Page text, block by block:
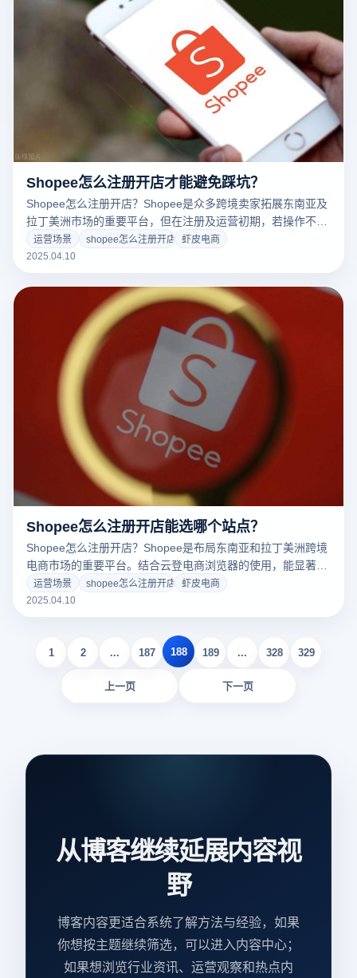
Shopee怎么注册开店才能避免踩坑？
Shopee怎么注册开店？Shopee是众多跨境卖家拓展东南亚及
拉丁美洲市场的重要平台，但在注册及运营初期，若操作不
当，极易遇到各种问题。借助云登电商浏览器，可以有效规避
这些风险，提高注册成功率和账号的长期稳定性。
运营场景 shopee怎么注册开店
虾皮电商
2025.04.10
Shopee怎么注册开店能选哪个站点？
Shopee怎么注册开店？Shopee是布局东南亚和拉丁美洲跨境
电商市场的重要平台。结合云登电商浏览器的使用，能显著提
升注册效率与后期运营的安全性与稳定性。以下将从注册流
程、站点选择建议，以及云登浏览器的辅助作用进行详细说
运营场景 shopee怎么注册开店
虾皮电商
2025.04.10
上一页
1 2 ... 187 188 189 ... 328 329
下一页
从博客继续延展内容视
野
博客内容更适合系统了解方法与经验，如果
你想按主题继续筛选，可以进入内容中心；
如果想浏览行业资讯、运营观察和热点内